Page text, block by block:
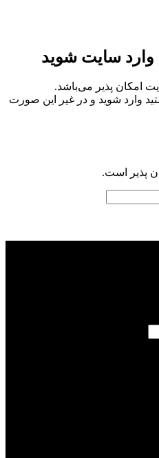
وارد سایت شوید
امکان پذیر می‌باشد.
وارد شوید و در غیر این صورت
پذیر است.